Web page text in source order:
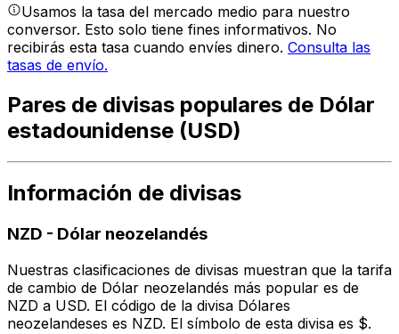
Usamos la tasa del mercado medio para nuestro
conversor. Esto solo tiene fines informativos. No
recibirás esta tasa cuando envíes dinero. Consulta las
tasas de envío.
Pares de divisas populares de Dólar
estadounidense (USD)
Información de divisas
NZD - Dólar neozelandés
Nuestras clasificaciones de divisas muestran que la tarifa
de cambio de Dólar neozelandés más popular es de
NZD a USD. El código de la divisa Dólares
neozelandeses es NZD. El símbolo de esta divisa es $.